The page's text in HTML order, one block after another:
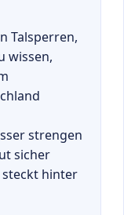
Talsperren,
wissen,
strengen
sicher
steckt hinter